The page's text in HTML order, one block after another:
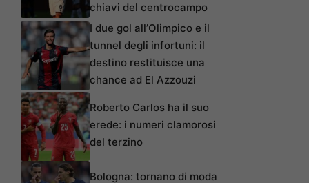
chiavi del centrocampo
I due gol all’Olimpico e il
tunnel degli infortuni: il
destino restituisce una
chance ad El Azzouzi
Roberto Carlos ha il suo
erede: i numeri clamorosi
del terzino
Bologna: tornano di moda